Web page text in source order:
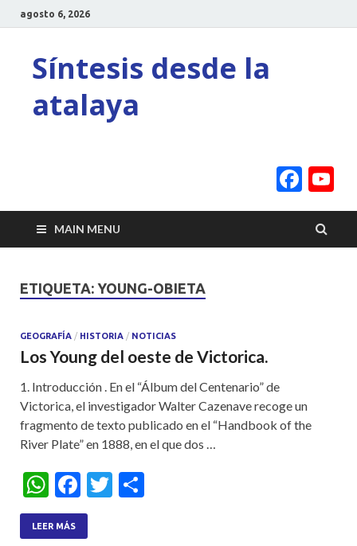
agosto 6, 2026
Síntesis desde la
atalaya
MAIN MENU
ETIQUETA: YOUNG-OBIETA
GEOGRAFÍA / HISTORIA / NOTICIAS
Los Young del oeste de Victorica.
1. Introducción . En el “Álbum del Centenario” de
Victorica, el investigador Walter Cazenave recoge un
fragmento de texto publicado en el “Handbook of the
River Plate” en 1888, en el que dos …
W
h
at
F
ac
e
T
LEER MÁS